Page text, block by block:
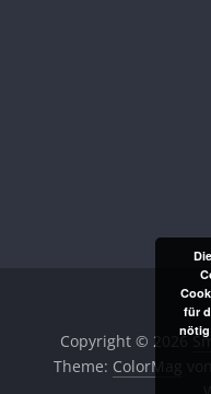
Copyright © 2026
Theme: ColorMag
für